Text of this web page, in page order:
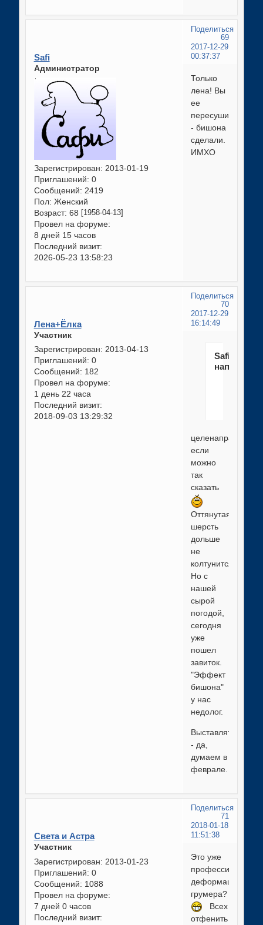
Поделиться
69
2017-12-29
00:37:37
Safi
Администратор
Зарегистрирован: 2013-01-19
Приглашений: 0
Сообщений: 2419
Пол: Женский
Возраст: 68 [1958-04-13]
Провел на форуме:
8 дней 15 часов
Последний визит:
2026-05-23 13:58:23
Только
лена! Вы
ее
пересушили
- бишона
сделали.
ИМХО
Поделиться
70
2017-12-29
16:14:49
Лена+Ёлка
Участник
Зарегистрирован: 2013-04-13
Приглашений: 0
Сообщений: 182
Провел на форуме:
1 день 22 часа
Последний визит:
2018-09-03 13:29:32
Safi
написал(а):
целенаправленно,
если
можно
так
сказать
Оттянутая
шерсть
дольше
не
колтунится.
Но с
нашей
сырой
погодой,
сегодня
уже
пошел
завиток.
"Эффект
бишона"
у нас
недолог.
Выставляться
- да,
думаем в
феврале.
Поделиться
71
2018-01-18
11:51:38
Света и Астра
Участник
Зарегистрирован: 2013-01-23
Приглашений: 0
Сообщений: 1088
Провел на форуме:
7 дней 0 часов
Последний визит:
Это уже
деформация
грумера?
Всех
отфенить